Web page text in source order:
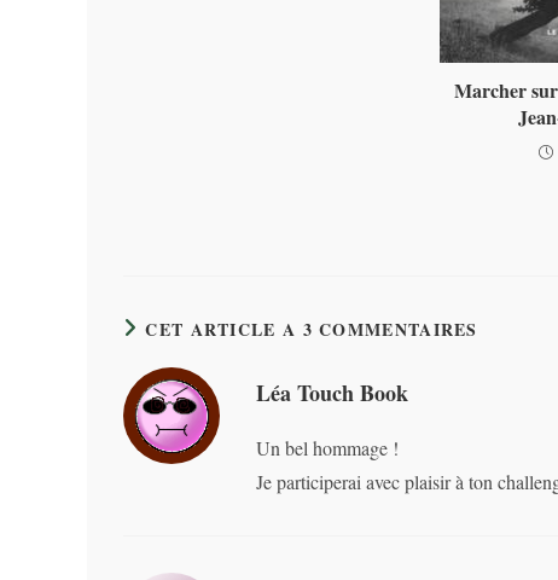
Marcher
CET ARTICLE A 3 COMMENTAIRES
Léa Touch Book
Un bel hommage !
Je participerai avec plaisir à ton